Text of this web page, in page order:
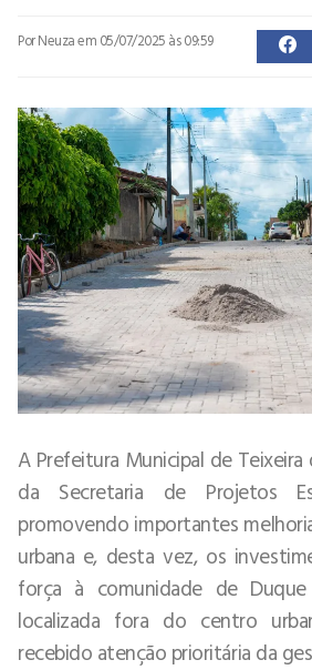
Por Neuzaem 05/07/2025 às 09:59
A Prefeitura Municipal de
da Secretaria de Projetos
promovendo importantes
urbana e, desta vez, os
força à comunidade de
localizada fora do centro
recebido atenção prioritária da